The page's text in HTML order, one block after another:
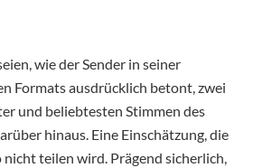
wie der Sender in seiner
Formats ausdrücklich betont, zwei
und beliebtesten Stimmen des
hinaus. Eine Einschätzung, die
nicht teilen wird. Prägend sicherlich,